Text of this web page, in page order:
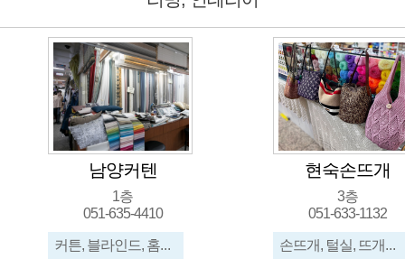
남양커텐
1층
051-635-4410
커튼, 블라인드, 홈패션, 원단, 우드블라인드, 암막커튼, 쇼파원단, 침구
현숙손뜨개
3층
051-633-1132
손뜨개, 털실, 뜨개질실, 뜨개방, 뜨개인형, 코바늘, 대바늘